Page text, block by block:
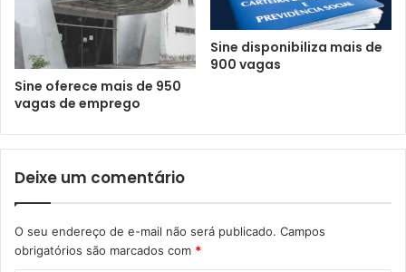
Sine oferece mais de 950
vagas de emprego
Sine disponibiliza mais de
900 vagas
Deixe um comentário
O seu endereço de e-mail não será publicado. Campos
obrigatórios são marcados com *